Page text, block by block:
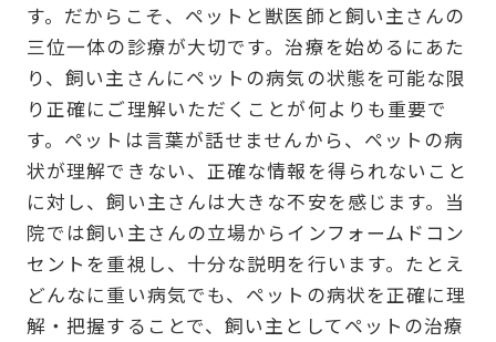
す。だからこそ、ペットと獣医師と飼い主さんの
三位一体の診療が大切です。治療を始めるにあた
り、飼い主さんにペットの病気の状態を可能な限
り正確にご理解いただくことが何よりも重要で
す。ペットは言葉が話せませんから、ペットの病
状が理解できない、正確な情報を得られないこと
に対し、飼い主さんは大きな不安を感じます。当
院では飼い主さんの立場からインフォームドコン
セントを重視し、十分な説明を行います。たとえ
どんなに重い病気でも、ペットの病状を正確に理
解・把握することで、飼い主としてペットの治療